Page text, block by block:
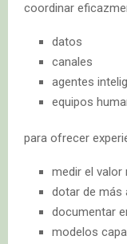
coordinar
datos
canales
agentes
equipos
para ofrecer
medir el valor
dotar de más
documentar
modelos